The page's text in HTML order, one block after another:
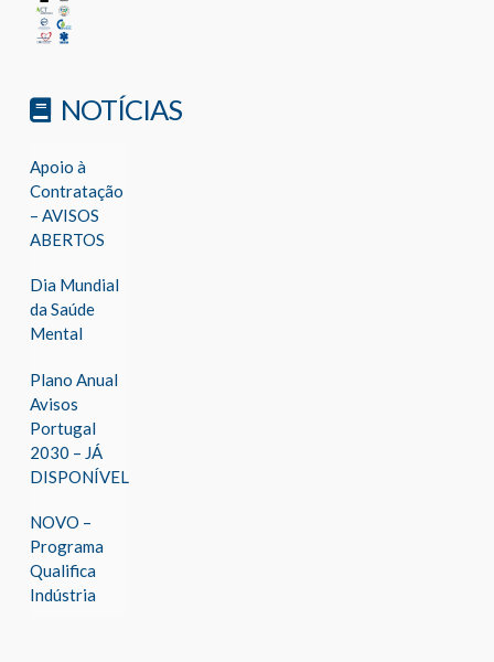
NOTÍCIAS
Apoio à
Contratação
– AVISOS
ABERTOS
Dia Mundial
da Saúde
Mental
Plano Anual
Avisos
Portugal
2030 – JÁ
DISPONÍVEL
NOVO –
Programa
Qualifica
Indústria